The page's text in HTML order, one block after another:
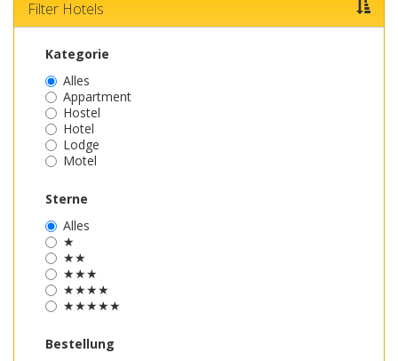
Filter Hotels
Kategorie
Alles
Appartment
Hostel
Hotel
Lodge
Motel
Sterne
Alles
★
★★
★★★
★★★★
★★★★★
Bestellung